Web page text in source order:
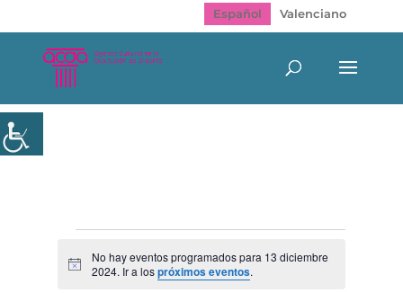
Español Valenciano
en
Aviso
No hay eventos programados para 13 diciembre
2024. Ir a lospróximos eventos.